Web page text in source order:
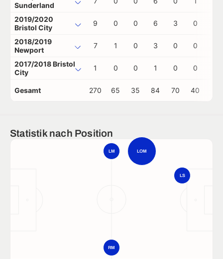
Sunderland
2019/2020
Bristol City
9 0 0 6 3 0
2018/2019
Newport
7 1 0 3 0 0
2017/2018 Bristol
City
1 0 0 1 0 0
Gesamt 270 65 35 84 70 40
Statistik nach Position
LOM
LM
RM
LS